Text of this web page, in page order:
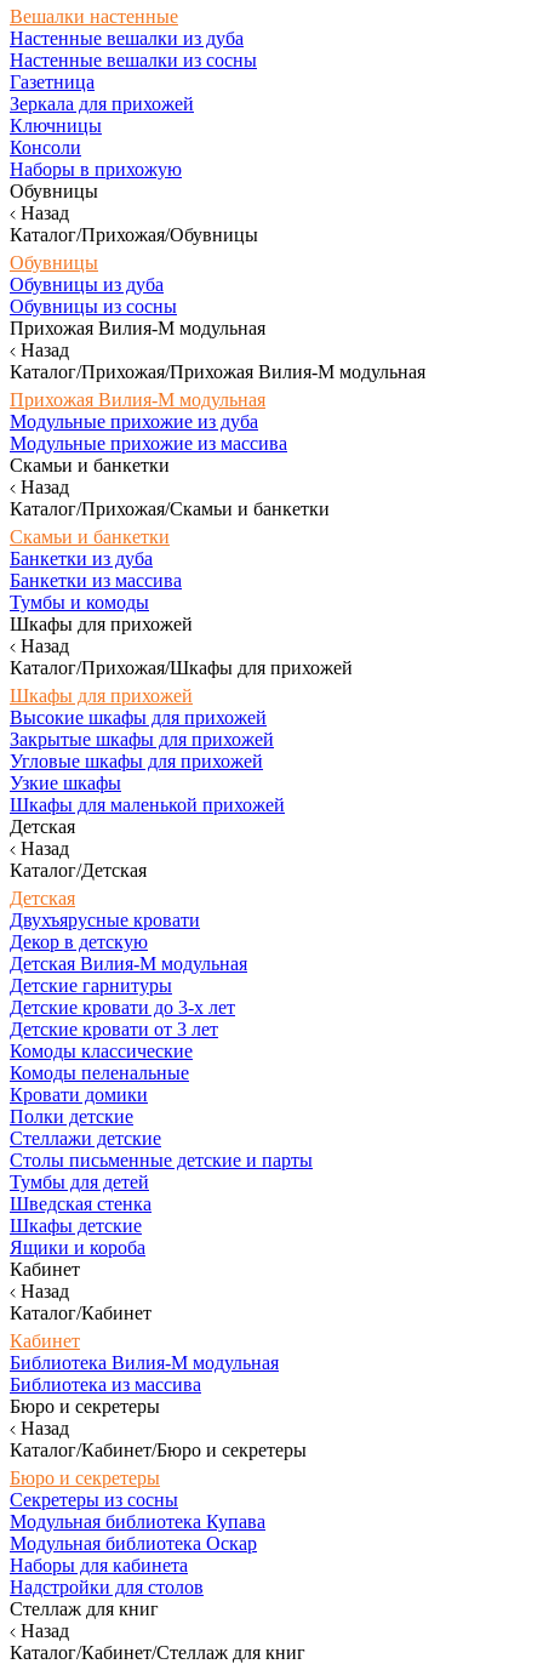
Вешалки настенные
Настенные вешалки из дуба
Настенные вешалки из сосны
Газетница
Зеркала для прихожей
Ключницы
Консоли
Наборы в прихожую
Обувницы
Назад
Каталог/Прихожая/Обувницы
Обувницы
Обувницы из дуба
Обувницы из сосны
Прихожая Вилия-М модульная
Назад
Каталог/Прихожая/Прихожая Вилия-М модульная
Прихожая Вилия-М модульная
Модульные прихожие из дуба
Модульные прихожие из массива
Скамьи и банкетки
Назад
Каталог/Прихожая/Скамьи и банкетки
Скамьи и банкетки
Банкетки из дуба
Банкетки из массива
Тумбы и комоды
Шкафы для прихожей
Назад
Каталог/Прихожая/Шкафы для прихожей
Шкафы для прихожей
Высокие шкафы для прихожей
Закрытые шкафы для прихожей
Угловые шкафы для прихожей
Узкие шкафы
Шкафы для маленькой прихожей
Детская
Назад
Каталог/Детская
Детская
Двухъярусные кровати
Декор в детскую
Детская Вилия-М модульная
Детские гарнитуры
Детские кровати до 3-х лет
Детские кровати от 3 лет
Комоды классические
Комоды пеленальные
Кровати домики
Полки детские
Стеллажи детские
Столы письменные детские и парты
Тумбы для детей
Шведская стенка
Шкафы детские
Ящики и короба
Кабинет
Назад
Каталог/Кабинет
Кабинет
Библиотека Вилия-М модульная
Библиотека из массива
Бюро и секретеры
Назад
Каталог/Кабинет/Бюро и секретеры
Бюро и секретеры
Секретеры из сосны
Модульная библиотека Купава
Модульная библиотека Оскар
Наборы для кабинета
Надстройки для столов
Стеллаж для книг
Назад
Каталог/Кабинет/Стеллаж для книг